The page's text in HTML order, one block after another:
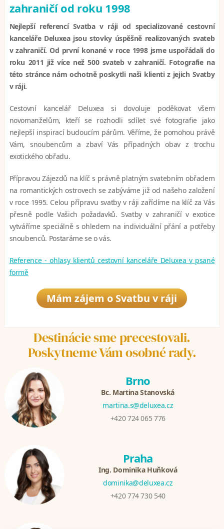
zahraničí od roku 1998
Nejlepší referencí Svatba v ráji od specializované cestovní
kanceláře Deluxea jsou stovky úspěšně realizovaných svateb
v zahraničí. Od první konané v roce 1998 jsme uspořádali do
roku 2011 již více než 500 svateb v zahraničí. Fotografie na
této stránce nám ochotně poskytli naši klienti z jejich Svatby
v ráji.
Cestovní kancelář Deluxea si dovoluje poděkovat všem
novomanželům, kteří se rozhodli sdílet své fotografie jako
nejlepší inspirací budoucím párům. Věříme, že pomohou právě
Vám, snoubencům a zbaví Vás případných obav z trochu
exotického obřadu.
Přípravou Zájezdů na klíč s právně platným svatebním obřadem
na romantických ostrovech se zabýváme již od našeho založení
v roce 1995. Celou přípravu svatby v ráji zařídíme na klíč za Vás
přesně podle Vašich požadavků. Svatby v zahraničí v exotice
vytváříme speciálně s ohledem na individuální přání a potřeby
snoubenců. Postaráme se o vás.
Reference - ohlasy klientů cestovní kanceláře Deluxea v psané
formě
Mám zájem o Svatbu v ráji
Destinácie sme precestovali.
Poskytneme Vám osobné rady.
Brno
Bc. Martina Stanovská
martina.s@deluxea.cz
+420 724 065 776
Praha
Ing. Dominika Huňková
dominika@deluxea.cz
+420 774 730 540